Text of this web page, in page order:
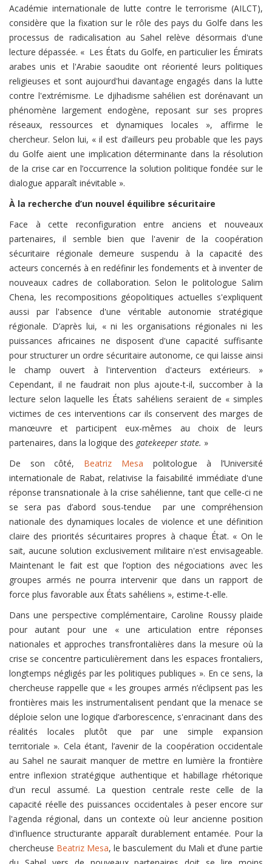
Académie internationale de lutte contre le terrorisme (AILCT),
considère que la fixation sur le rôle des pays du Golfe dans les
processus de radicalisation au Sahel relève désormais d'une
lecture dépassée. « Les États du Golfe, en particulier les Émirats
arabes unis et l'Arabie saoudite ont réorienté leurs politiques
religieuses et sont aujourd'hui davantage engagés dans la lutte
contre l'extrémisme. Le djihadisme sahélien est dorénavant un
phénomène largement endogène, reposant sur ses propres
réseaux, ressources et dynamiques locales », affirme le
chercheur. Selon lui, « il est d’ailleurs peu probable que les pays
du Golfe aient une implication déterminante dans la résolution
de la crise car en l’occurrence la solution politique fondée sur le
dialogue apparaît inévitable ».
À la recherche d’un nouvel équilibre sécuritaire
Face à cette reconfiguration entre anciens et nouveaux
partenaires, il semble bien que l'avenir de la coopération
sécuritaire régionale demeure suspendu à la capacité des
acteurs concernés à en redéfinir les fondements et à inventer de
nouveaux cadres de collaboration. Selon le politologue Salim
Chena, les recompositions géopolitiques actuelles s'expliquent
aussi par l'absence d'une véritable autonomie stratégique
régionale. D’après lui, « ni les organisations régionales ni les
puissances africaines ne disposent d'une capacité suffisante
pour structurer un ordre sécuritaire autonome, ce qui laisse ainsi
le champ ouvert à l'intervention d'acteurs extérieurs. »
Cependant, il ne faudrait non plus ajoute-t-il, succomber à la
lecture selon laquelle les États sahéliens seraient de « simples
victimes de ces interventions car ils conservent des marges de
manœuvre et participent eux-mêmes au choix de leurs
partenaires, dans la logique des gatekeeper state. »
De son côté, Beatriz Mesa politologue à l’Université
internationale de Rabat, relativise la faisabilité immédiate d'une
réponse transnationale à la crise sahélienne, tant que celle-ci ne
se sera pas d’abord sous-tendue par une compréhension
nationale des dynamiques locales de violence et une définition
claire des priorités sécuritaires propres à chaque État. « On le
sait, aucune solution exclusivement militaire n'est envisageable.
Maintenant le fait est que l’option des négociations avec les
groupes armés ne pourra intervenir que dans un rapport de
force plus favorable aux États sahéliens », estime-t-elle.
Dans une perspective complémentaire, Caroline Roussy plaide
pour autant pour une « une articulation entre réponses
nationales et approches transfrontalières dans la mesure où la
crise se concentre particulièrement dans les espaces frontaliers,
longtemps négligés par les politiques publiques ». En ce sens, la
chercheuse rappelle que « les groupes armés n’éclipsent pas les
frontières mais les instrumentalisent pendant que la menace se
déploie selon une logique d’arborescence, s'enracinant dans des
réalités locales plutôt que par une simple expansion
territoriale ». Cela étant, l’avenir de la coopération occidentale
au Sahel ne saurait manquer de mettre en lumière la frontière
entre inflexion stratégique authentique et habillage rhétorique
d'un recul assumé. La question centrale reste celle de la
capacité réelle des puissances occidentales à peser encore sur
l'agenda régional, dans un contexte où leur ancienne position
d'influence structurante apparaît durablement entamée. Pour la
chercheuse Beatriz Mesa, le basculement du Mali et d’une partie